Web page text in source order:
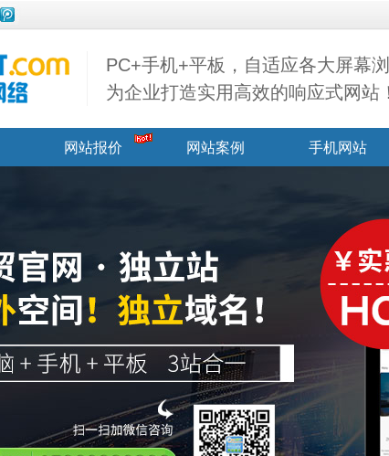
PC+手机+平板，自适应各大屏幕浏
为企业打造实用高效的响应式网站！
网站报价 网站案例 手机网站